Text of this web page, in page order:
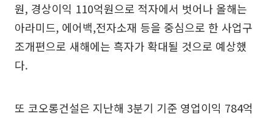
원, 경상이익 110억원으로 적자에서 벗어나 올해는
아라미드, 에어백,전자소재 등을 중심으로 한 사업구
조개편으로 새해에는 흑자가 확대될 것으로 예상했
다.
또 코오롱건설은 지난해 3분기 기준 영업이익 784억